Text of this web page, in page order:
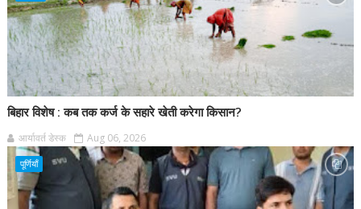
बिहार विशेष : कब तक कर्ज के सहारे खेती करेगा किसान?
आर्यावर्त डेस्क Aug 06, 2026
पूर्णियाँ